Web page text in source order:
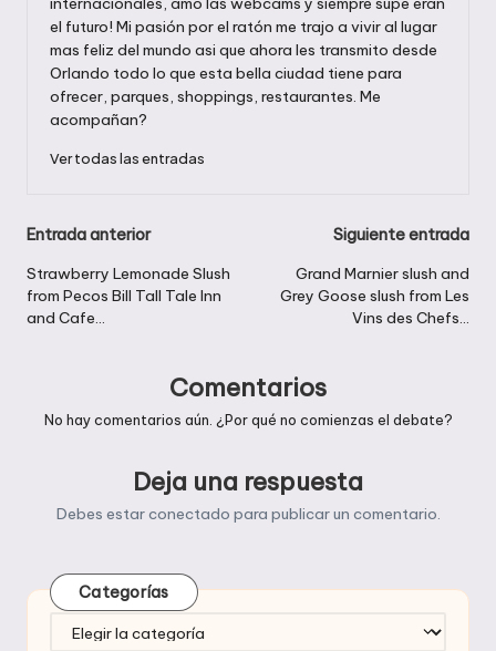
el futuro! Mi pasión por el ratón me trajo a vivir al lugar
mas feliz del mundo asi que ahora les transmito desde
Orlando todo lo que esta bella ciudad tiene para
ofrecer, parques, shoppings, restaurantes. Me
acompañan?
Ver todas las entradas
Navegación
de
entradas
Entrada anterior
Strawberry Lemonade Slush
from Pecos Bill Tall Tale Inn
and Cafe…
Siguiente entrada
Grand Marnier slush and
Grey Goose slush from Les
Vins des Chefs…
Comentarios
No hay comentarios aún. ¿Por qué no comienzas el debate?
Deja una respuesta
Debes estarconectado para publicar un comentario.
Categorías
Categorías